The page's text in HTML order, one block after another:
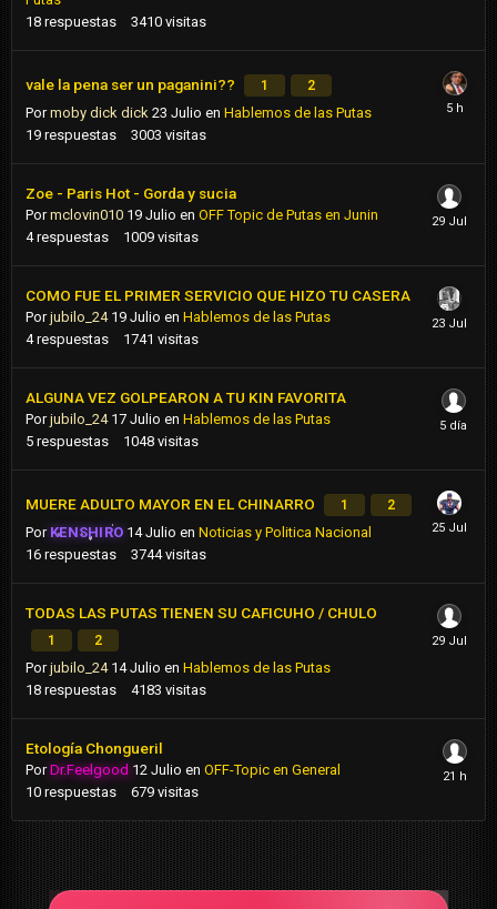
18 respuestas 3410 visitas
vale la pena ser un paganini?? 1 2
Pormoby dick dick 23 Julio en Hablemos de las Putas
19 respuestas 3003 visitas
Zoe - Paris Hot - Gorda y sucia
Pormclovin010 19 Julio en OFF Topic de Putas en Junin
4 respuestas 1009 visitas
COMO FUE EL PRIMER SERVICIO QUE HIZO TU CASERA
Porjubilo_24 19 Julio en Hablemos de las Putas
4 respuestas 1741 visitas
ALGUNA VEZ GOLPEARON A TU KIN FAVORITA
Porjubilo_24 17 Julio en Hablemos de las Putas
5 respuestas 1048 visitas
MUERE ADULTO MAYOR EN EL CHINARRO 1 2
Por KENSHIRO 14 Julio enNoticias y Politica Nacional
16 respuestas 3744 visitas
TODAS LAS PUTAS TIENEN SU CAFICUHO / CHULO
1 2
Porjubilo_24 14 Julio en Hablemos de las Putas
18 respuestas 4183 visitas
Etología Chongueril
PorDr.Feelgood 12 Julio en OFF-Topic en General
10 respuestas 679 visitas